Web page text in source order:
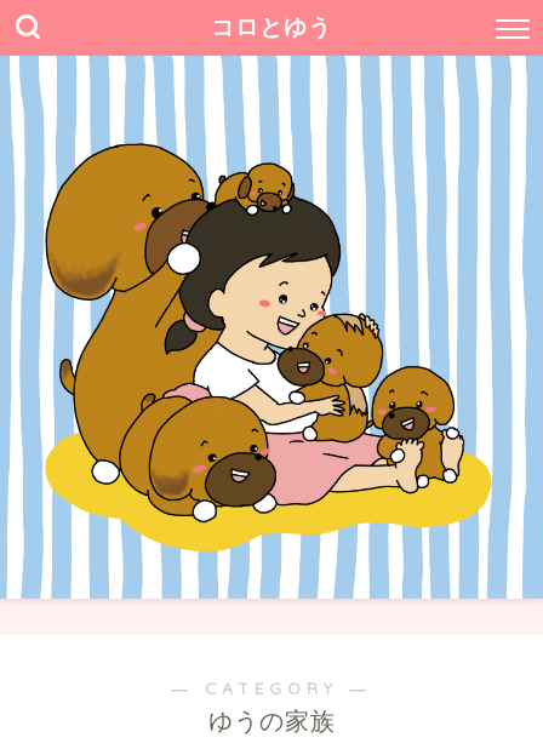
コロとゆう
― CATEGORY ―
ゆうの家族